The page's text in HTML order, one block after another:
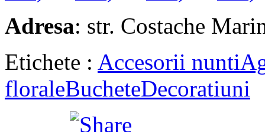
Adresa: str. Costache
Etichete : Accesorii nunti
floraleBucheteDecoratiuni